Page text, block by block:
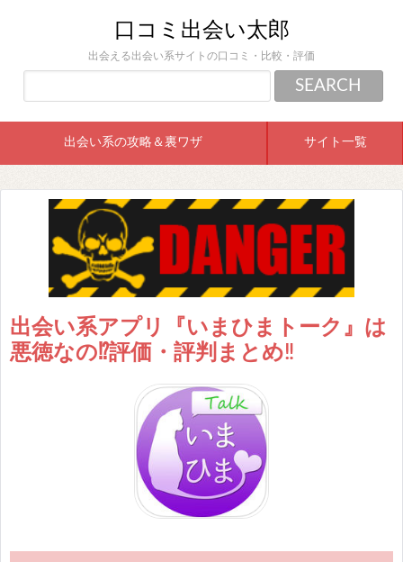
口コミ出会い太郎
出会える出会い系サイトの口コミ・比較・評価
出会い系の攻略＆裏ワザ サイト一覧
出会い系アプリ『いまひまトーク』は
悪徳なの⁉︎評価・評判まとめ‼︎